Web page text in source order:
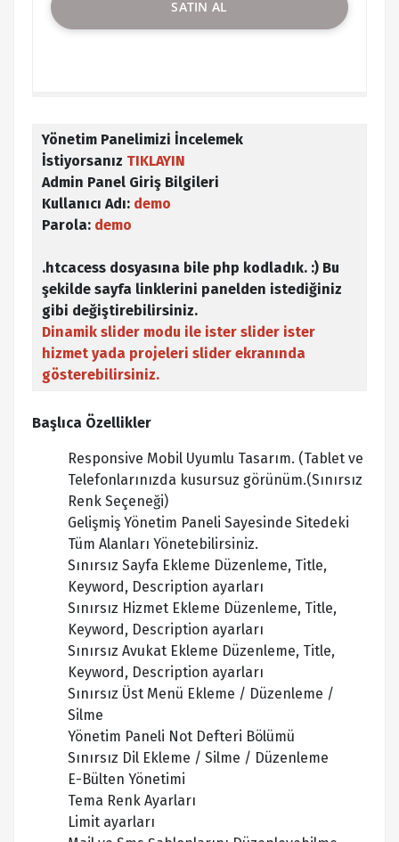
SATIN AL
Yönetim Panelimizi İncelemek
İstiyorsanız TIKLAYIN
Admin Panel Giriş Bilgileri
Kullanıcı Adı: demo
Parola: demo
.htcacess dosyasına bile php kodladık. :) Bu
şekilde sayfa linklerini panelden istediğiniz
gibi değiştirebilirsiniz.
Dinamik slider modu ile ister slider ister
hizmet yada projeleri slider ekranında
gösterebilirsiniz.
Başlıca Özellikler
Responsive Mobil Uyumlu Tasarım. (Tablet ve
Telefonlarınızda kusursuz görünüm.(Sınırsız
Renk Seçeneği)
Gelişmiş Yönetim Paneli Sayesinde Sitedeki
Tüm Alanları Yönetebilirsiniz.
Sınırsız Sayfa Ekleme Düzenleme, Title,
Keyword, Description ayarları
Sınırsız Hizmet Ekleme Düzenleme, Title,
Keyword, Description ayarları
Sınırsız Avukat Ekleme Düzenleme, Title,
Keyword, Description ayarları
Sınırsız Üst Menü Ekleme / Düzenleme /
Silme
Yönetim Paneli Not Defteri Bölümü
Sınırsız Dil Ekleme / Silme / Düzenleme
E-Bülten Yönetimi
Tema Renk Ayarları
Limit ayarları